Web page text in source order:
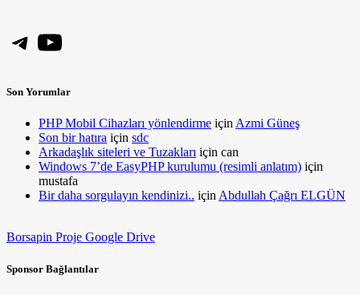
Telegram
YouTube
Son Yorumlar
PHP Mobil Cihazları yönlendirme içinAzmi Güneş
Son bir hatıra için sdc
Arkadaşlık siteleri ve Tuzakları için can
Windows 7’de EasyPHP kurulumu (resimli anlatım) için
mustafa
Bir daha sorgulayın kendinizi.. içinAbdullah Çağrı ELGÜN
Borsapin Proje Google Drive
Sponsor Bağlantılar